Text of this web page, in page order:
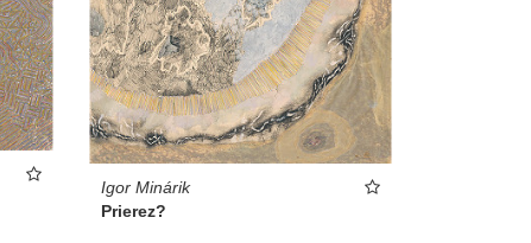
Igor Minárik
Prierez?